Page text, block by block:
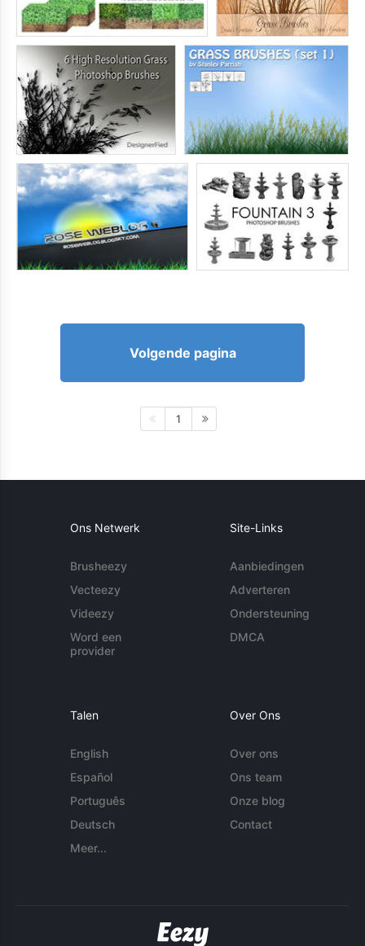
Volgende pagina
1
Ons Netwerk
Brusheezy
Vecteezy
Videezy
Word een
provider
Site-Links
Aanbiedingen
Adverteren
Ondersteuning
DMCA
Talen
English
Español
Português
Deutsch
Meer...
Over Ons
Over ons
Ons team
Onze blog
Contact